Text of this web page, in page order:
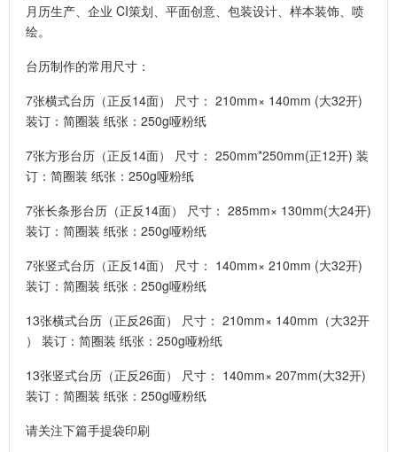
月历生产、企业 CI策划、平面创意、包装设计、样本装饰、喷
绘。
台历制作的常用尺寸：
7张横式台历（正反14面） 尺寸： 210mm× 140mm (大32开)
装订：简圈装 纸张：250g哑粉纸
7张方形台历（正反14面） 尺寸： 250mm*250mm(正12开) 装
订：简圈装 纸张：250g哑粉纸
7张长条形台历（正反14面） 尺寸： 285mm× 130mm(大24开)
装订：简圈装 纸张：250g哑粉纸
7张竖式台历（正反14面） 尺寸： 140mm× 210mm (大32开)
装订：简圈装 纸张：250g哑粉纸
13张横式台历（正反26面） 尺寸： 210mm× 140mm（大32开
） 装订：简圈装 纸张：250g哑粉纸
13张竖式台历（正反26面） 尺寸： 140mm× 207mm(大32开)
装订：简圈装 纸张：250g哑粉纸
请关注下篇手提袋印刷